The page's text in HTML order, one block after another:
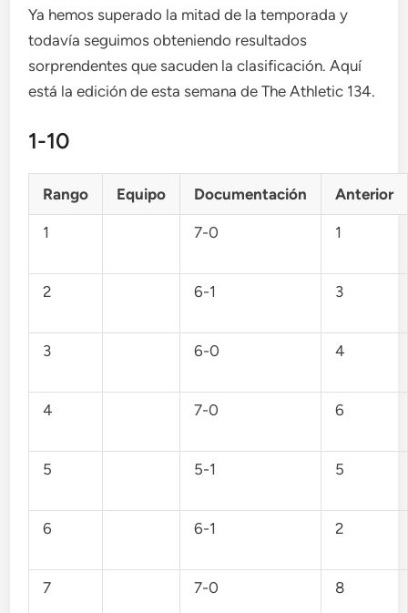
Ya hemos superado la mitad de la temporada y
todavía seguimos obteniendo resultados
sorprendentes que sacuden la clasificación. Aquí
está la edición de esta semana de The Athletic 134.
1-10
Rango Equipo Documentación Anterior
1 7-0 1
2 6-1 3
3 6-0 4
4 7-0 6
5 5-1 5
6 6-1 2
7 7-0 8